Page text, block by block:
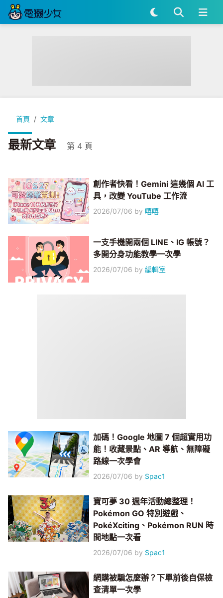
首頁 文章
最新文章 第 4 頁
創作者快看！Gemini 這幾個 AI 工
具，改變 YouTube 工作流
2026/07/06 by 嘻嘻
一支手機開兩個 LINE、IG 帳號？
多開分身功能教學一次學
2026/07/06 by編輯室
加碼！Google 地圖 7 個超實用功
能！收藏景點、AR 導航、無障礙
路線一次學會
2026/07/06 by Spac1
寶可夢 30 週年活動總整理！
Pokémon GO 特別遊戲、
PokéXciting、Pokémon RUN 時
間地點一次看
2026/07/06 by Spac1
網購被騙怎麼辦？下單前後自保檢
查清單一次學